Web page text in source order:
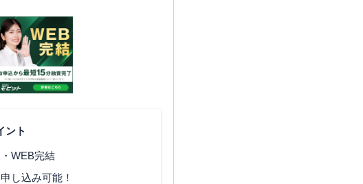
ント
WEB完結
し込み可能！